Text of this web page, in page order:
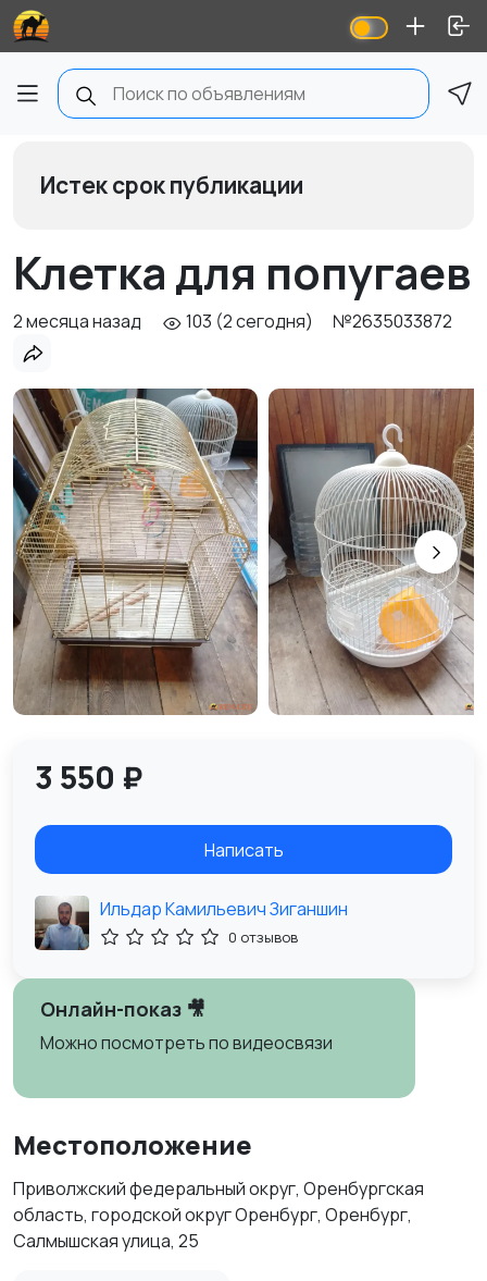
Истек срок публикации
Клетка для попугаев
2 месяца назад 103 (2 сегодня) №2635033872
3 550 ₽
Написать
Ильдар Камильевич Зиганшин
0 отзывов
Онлайн-показ 🎥
Можно посмотреть по видеосвязи
Местоположение
Приволжский федеральный округ, Оренбургская
область, городской округ Оренбург, Оренбург,
Салмышская улица, 25